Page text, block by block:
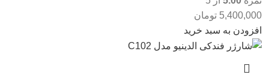
5,400,000 تومان
افزودن به سبد خرید